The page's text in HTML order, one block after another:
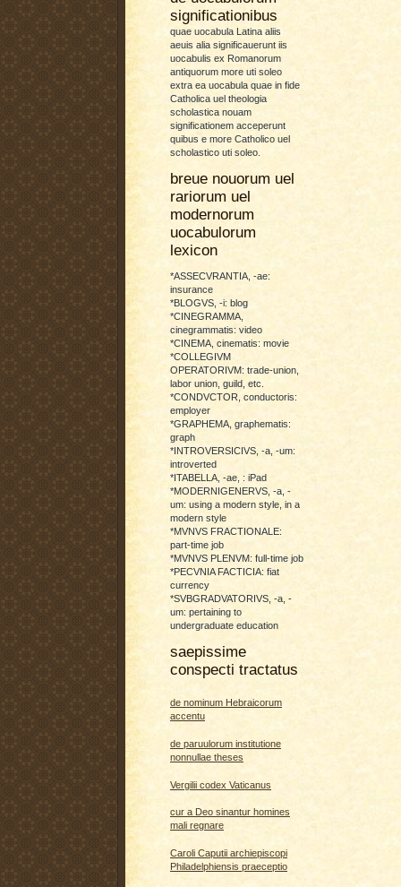
significationibus
quae uocabula Latina aliis
aeuis alia significauerunt iis
uocabulis ex Romanorum
antiquorum more uti soleo
extra ea uocabula quae in fide
Catholica uel theologia
scholastica nouam
significationem acceperunt
quibus e more Catholico uel
scholastico uti soleo.
breue nouorum uel
rariorum uel
modernorum
uocabulorum
lexicon
*ASSECVRANTIA, -ae:
insurance
*BLOGVS, -i: blog
*CINEGRAMMA,
cinegrammatis: video
*CINEMA, cinematis: movie
*COLLEGIVM
OPERATORIVM: trade-union,
labor union, guild, etc.
*CONDVCTOR, conductoris:
employer
*GRAPHEMA, graphematis:
graph
*INTROVERSICIVS, -a, -um:
introverted
*ITABELLA, -ae, : iPad
*MODERNIGENERVS, -a, -
um: using a modern style, in a
modern style
*MVNVS FRACTIONALE:
part-time job
*MVNVS PLENVM: full-time job
*PECVNIA FACTICIA: fiat
currency
*SVBGRADVATORIVS, -a, -
um: pertaining to
undergraduate education
saepissime
conspecti tractatus
de nominum Hebraicorum
accentu
de paruulorum institutione
nonnullae theses
Vergilii codex Vaticanus
cur a Deo sinantur homines
mali regnare
Caroli Caputii archiepiscopi
Philadelphiensis praeceptio